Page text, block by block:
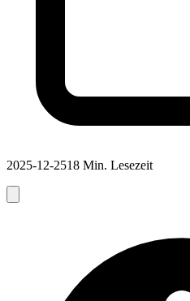
2025-12-2518 Min. Lesezeit